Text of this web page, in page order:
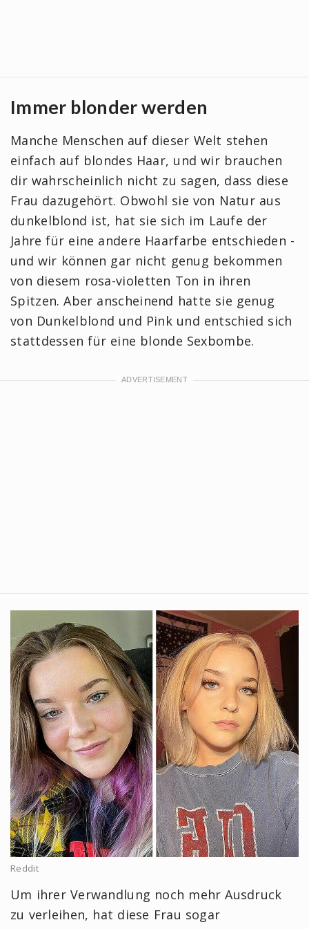
Immer blonder werden
Manche Menschen auf dieser Welt stehen
einfach auf blondes Haar, und wir brauchen
dir wahrscheinlich nicht zu sagen, dass diese
Frau dazugehört. Obwohl sie von Natur aus
dunkelblond ist, hat sie sich im Laufe der
Jahre für eine andere Haarfarbe entschieden -
und wir können gar nicht genug bekommen
von diesem rosa-violetten Ton in ihren
Spitzen. Aber anscheinend hatte sie genug
von Dunkelblond und Pink und entschied sich
stattdessen für eine blonde Sexbombe.
Reddit
Um ihrer Verwandlung noch mehr Ausdruck
zu verleihen, hat diese Frau sogar